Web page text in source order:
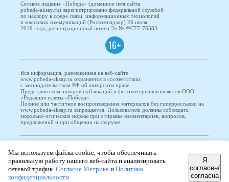
Сетевое издание «Победа» (доменное имя сайта
pobeda-aksay.ru) зарегистрировано федеральной службой
по надзору в сфере связи, информационных технологий
и массовых коммуникаций (Роскомнадзор) 26 июля
2019 года, регистрационный номер Эл № ФС77-76383
16+
Вся информация, размещенная на веб-сайте
www.pobeda-aksay.ru охраняется в соответствии
с законодательством РФ об авторском праве.
Представителем авторов публикаций и фотоматериалов является ООО
«Редакция газеты «Победа».
Полное или частичное воспроизведение материалов без гиперрассылки на
www.pobeda-aksay.ru запрещается. Пользователи должны соблюдать
морально-этические нормы при отправке комментариев, вопросов,
предложений и при общении на форуме
ООО "Проводник"
Мы используем файлы cookie, чтобы обеспечивать
правильную работу нашего веб-сайта и анализировать
сетевой трафик. Согласие Метрика и Политика
конфиденциальности
Я
согласен/
согласна